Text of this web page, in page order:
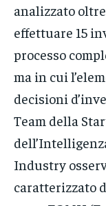
analizzato
effettuare 15
processo
ma in cui
decisioni
Team della
Industry
caratterizzato